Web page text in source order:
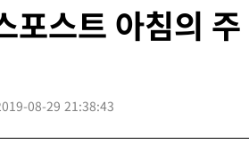
스트 아침의 주
08-29 21:38:43